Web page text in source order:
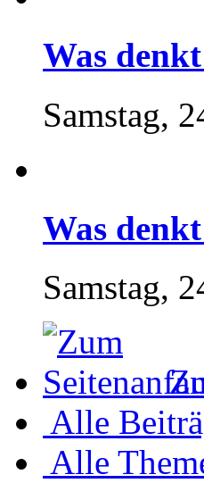
Was
Samstag,
Was
Samstag,
Alle
Alle